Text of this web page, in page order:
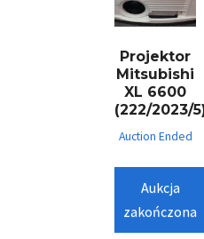
Projektor
Mitsubishi
XL 6600
(222/2023/
Auction Ended
Aukcja
zakończona